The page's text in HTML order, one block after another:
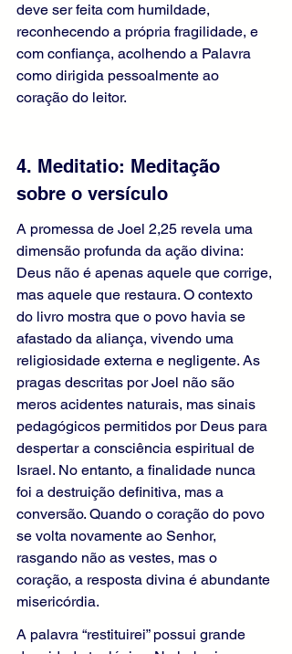
deve ser feita com humildade,
reconhecendo a própria fragilidade, e
com confiança, acolhendo a Palavra
como dirigida pessoalmente ao
coração do leitor.
4. Meditatio: Meditação
sobre o versículo
A promessa de Joel 2,25 revela uma
dimensão profunda da ação divina:
Deus não é apenas aquele que corrige,
mas aquele que restaura. O contexto
do livro mostra que o povo havia se
afastado da aliança, vivendo uma
religiosidade externa e negligente. As
pragas descritas por Joel não são
meros acidentes naturais, mas sinais
pedagógicos permitidos por Deus para
despertar a consciência espiritual de
Israel. No entanto, a finalidade nunca
foi a destruição definitiva, mas a
conversão. Quando o coração do povo
se volta novamente ao Senhor,
rasgando não as vestes, mas o
coração, a resposta divina é abundante
misericórdia.
A palavra “restituirei” possui grande